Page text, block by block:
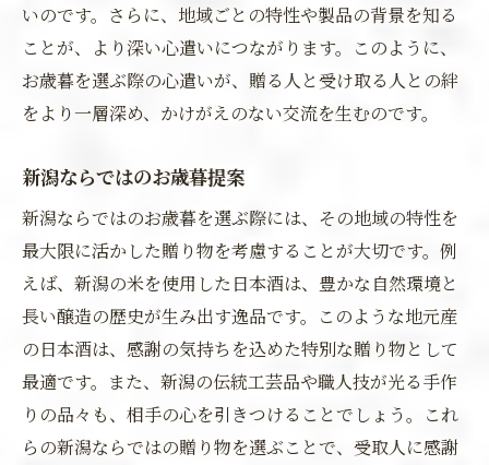
いのです。さらに、地域ごとの特性や製品の背景を知る
ことが、より深い心遣いにつながります。このように、
お歳暮を選ぶ際の心遣いが、贈る人と受け取る人との絆
をより一層深め、かけがえのない交流を生むのです。
新潟ならではのお歳暮提案
新潟ならではのお歳暮を選ぶ際には、その地域の特性を
最大限に活かした贈り物を考慮することが大切です。例
えば、新潟の米を使用した日本酒は、豊かな自然環境と
長い醸造の歴史が生み出す逸品です。このような地元産
の日本酒は、感謝の気持ちを込めた特別な贈り物として
最適です。また、新潟の伝統工芸品や職人技が光る手作
りの品々も、相手の心を引きつけることでしょう。これ
らの新潟ならではの贈り物を選ぶことで、受取人に感謝